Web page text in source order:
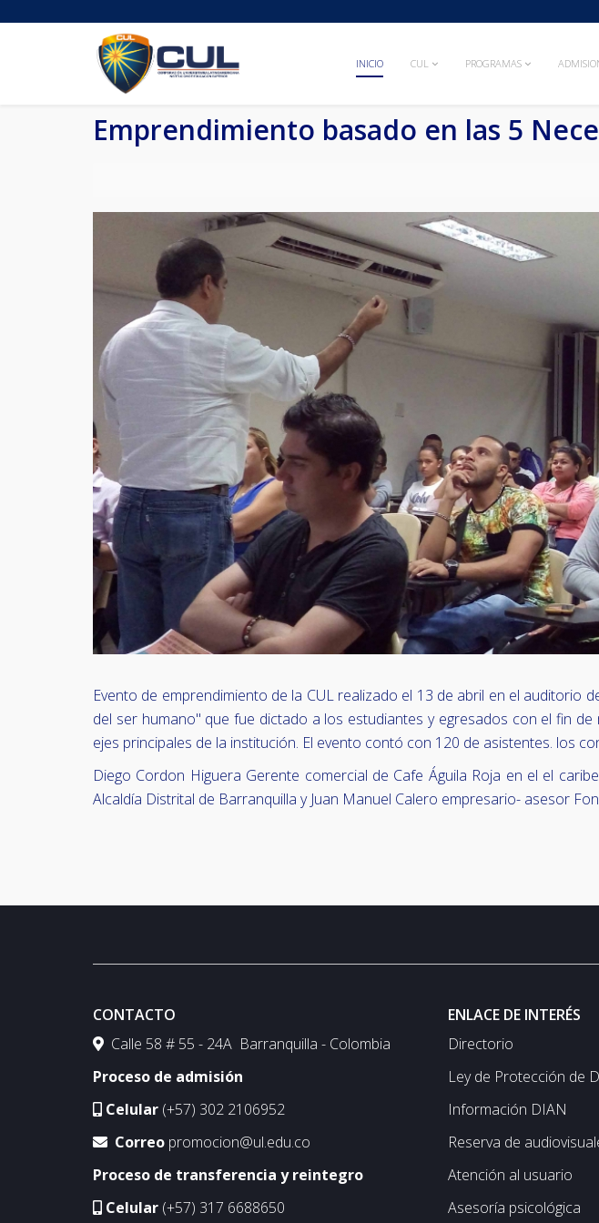
INICIO CUL PROGRAMAS
Emprendimiento basado en las 5
Evento de emprendimiento de la CUL realizado el 13 de abril en el auditorio
del ser humano" que fue dictado a los estudiantes y egresados con el fin
ejes principales de la institución. El evento contó con 120 de asistentes. los
Diego Cordon Higuera Gerente comercial de Cafe Águila Roja en el el
Alcaldía Distrital de Barranquilla y Juan Manuel Calero empresario- asesor
CONTACTO
Calle 58 # 55 - 24A Barranquilla - Colombia
Proceso de admisión
Celular (+57) 302 2106952
Correo promocion@ul.edu.co
Proceso de transferencia y reintegro
Celular (+57) 317 6688650
ENLACE DE INTERÉS
Directorio
Ley de Protección de
Información DIAN
Reserva de
Atención al usuario
Asesoría psicológica